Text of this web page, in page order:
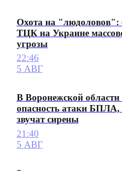
Охота на "людоловов":
ТЦК на Украине
угрозы
22:46
5 АВГ
В Воронежской области
опасность атаки БПЛА,
звучат сирены
21:40
5 АВГ